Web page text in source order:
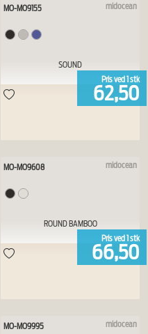
midocean
MO-MO9155
SOUND
Pris ved 1 stk
62,50
midocean
MO-MO9608
ROUND BAMBOO
Pris ved 1 stk
66,50
midocean
MO-MO9995